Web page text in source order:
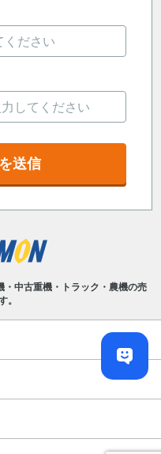
送信
中古重機・トラック・農機の売
。